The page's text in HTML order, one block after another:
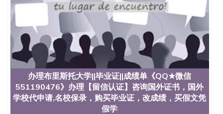
办理布里斯托大学||毕业证||成绩单《QQ★微信
551190476》办理【留信认证】咨询国外证书，国外
学校代申请,名校保录，购买毕业证，改成绩，买假文凭
假学